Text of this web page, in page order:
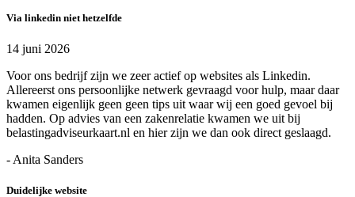
Via linkedin niet hetzelfde
14 juni 2026
Voor ons bedrijf zijn we zeer actief op websites als Linkedin.
Allereerst ons persoonlijke netwerk gevraagd voor hulp, maar daar
kwamen eigenlijk geen geen tips uit waar wij een goed gevoel bij
hadden. Op advies van een zakenrelatie kwamen we uit bij
belastingadviseurkaart.nl en hier zijn we dan ook direct geslaagd.
- Anita Sanders
Duidelijke website